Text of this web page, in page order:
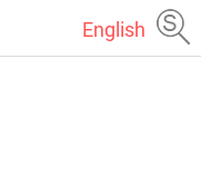
English